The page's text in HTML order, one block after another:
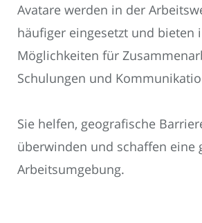
Avatare werden in der
häufiger eingesetzt und bieten
Möglichkeiten für
Schulungen und
Sie helfen, geografische
überwinden und schaffen eine
Arbeitsumgebung.